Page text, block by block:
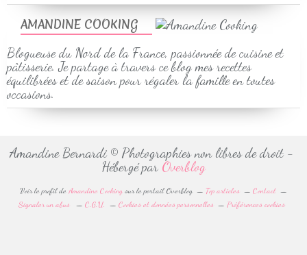
AMANDINE COOKING
Blogueuse du Nord de la France, passionnée de cuisine et
pâtisserie. Je partage à travers ce blog mes recettes
équilibrées et de saison pour régaler la famille en toutes
occasions.
Amandine Bernardi © Photographies non libres de droit -
Hébergé par Overblog
Voir le profil de Amandine Cooking sur le portail Overblog Top articles
Contact
Signaler un abus
C.G.U. Cookies et données personnelles Préférences cookies